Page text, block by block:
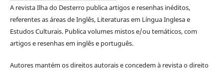
A revista Ilha do Desterro publica artigos e resenhas inéditos,
referentes as áreas de Inglês, Literaturas em Língua Inglesa e
Estudos Culturais. Publica volumes mistos e/ou temáticos, com
artigos e resenhas em inglês e português.
Autores mantém os direitos autorais e concedem à revista o direito